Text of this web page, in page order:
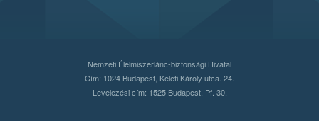
Nemzeti Élelmiszerlánc-biztonsági Hivatal
Cím: 1024 Budapest, Keleti Károly utca. 24.
Levelezési cím: 1525 Budapest. Pf. 30.